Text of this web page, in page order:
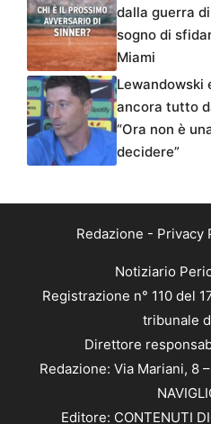
dalla guerra
sogno di
Miami
Lewandowski
ancora tutto
“Ora non è
decidere”
Redazione - Privacy
Notiziario
Registrazione n° 110 del
tribunale
Direttore
Redazione: Via Mariani, 8
Editore: CONTENUTI